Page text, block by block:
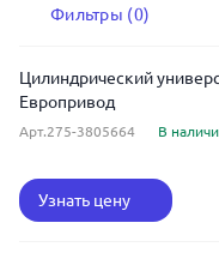
Фильтры (0)
Цилиндрический
Европривод
Арт.275-3805664 В
Узнать цену